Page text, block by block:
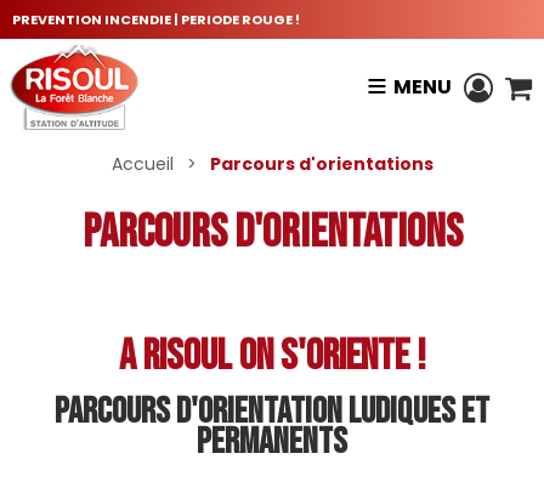
PREVENTION INCENDIE | PERIODE ROUGE !
MENU
Accueil > Parcours d'orientations
Parcours d'orientations
A RISOUL ON S'ORIENTE !
Parcours d'orientation ludiques et
permanents